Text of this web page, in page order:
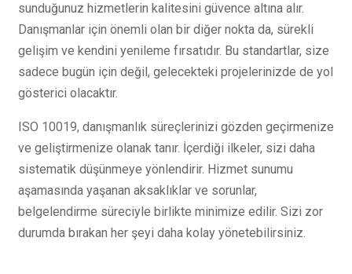
sunduğunuz hizmetlerin kalitesini güvence altına alır.
Danışmanlar için önemli olan bir diğer nokta da, sürekli
gelişim ve kendini yenileme fırsatıdır. Bu standartlar, size
sadece bugün için değil, gelecekteki projelerinizde de yol
gösterici olacaktır.
ISO 10019, danışmanlık süreçlerinizi gözden geçirmenize
ve geliştirmenize olanak tanır. İçerdiği ilkeler, sizi daha
sistematik düşünmeye yönlendirir. Hizmet sunumu
aşamasında yaşanan aksaklıklar ve sorunlar,
belgelendirme süreciyle birlikte minimize edilir. Sizi zor
durumda bırakan her şeyi daha kolay yönetebilirsiniz.